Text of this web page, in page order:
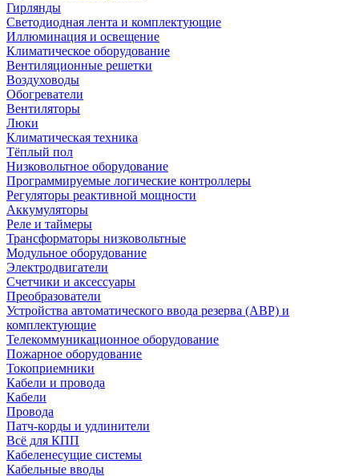
Гирлянды
Светодиодная лента и комплектующие
Иллюминация и освещение
Климатическое оборудование
Вентиляционные решетки
Воздуховоды
Обогреватели
Вентиляторы
Люки
Климатическая техника
Тёплый пол
Низковольтное оборудование
Программируемые логические контроллеры
Регуляторы реактивной мощности
Аккумуляторы
Реле и таймеры
Трансформаторы низковольтные
Модульное оборудование
Электродвигатели
Счетчики и аксессуары
Преобразователи
Устройства автоматического ввода резерва (АВР) и
комплектующие
Телекоммуникационное оборудование
Пожарное оборудование
Токоприемники
Кабели и провода
Кабели
Провода
Патч-корды и удлинители
Всё для КПП
Кабеленесущие системы
Кабельные вводы